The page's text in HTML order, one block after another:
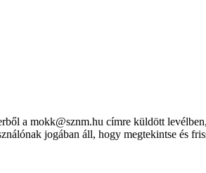
a mokk@sznm.hu címre küldött
jogában áll, hogy megtekintse és